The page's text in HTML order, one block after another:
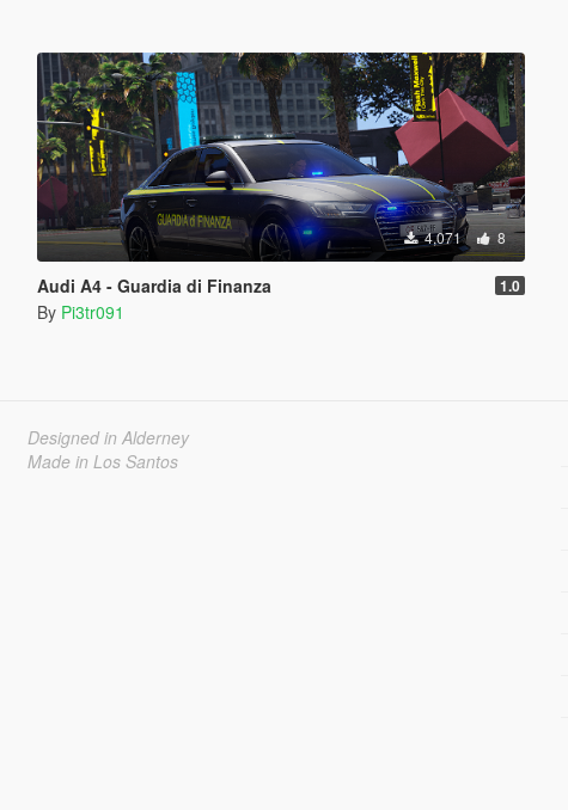
4,071 8
Audi A4 - Guardia di Finanza 1.0
By Pi3tr091
Designed in Alderney
Made in Los Santos